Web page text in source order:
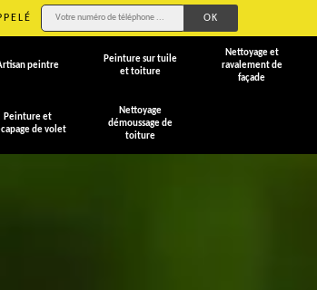
peintre
Peinture sur tuile
et toiture
Nettoyage et
ravalement de
façade
Peinture et
de volet
Nettoyage
démoussage de
toiture